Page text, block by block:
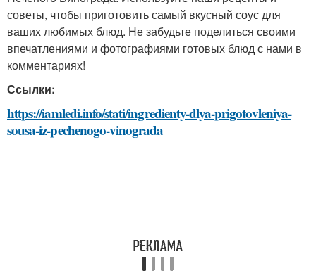
советы, чтобы приготовить самый вкусный соус для
ваших любимых блюд. Не забудьте поделиться своими
впечатлениями и фотографиями готовых блюд с нами в
комментариях!
Ссылки:
https://iamledi.info/stati/ingredienty-dlya-prigotovleniya-
sousa-iz-pechenogo-vinograda